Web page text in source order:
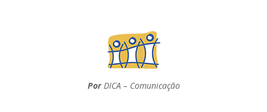
PorDICA – Comunicação